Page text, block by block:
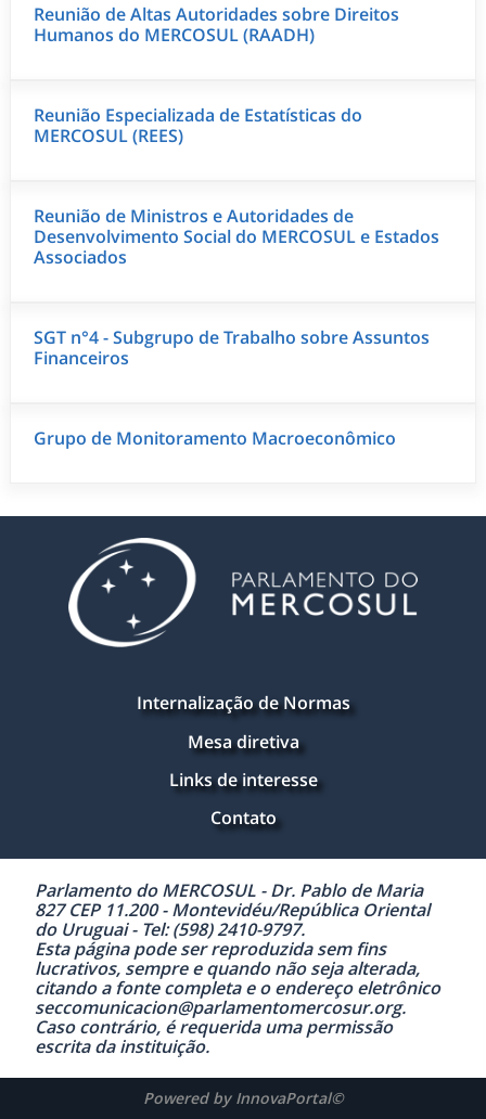
Reunião de Altas Autoridades sobre Direitos
Humanos do MERCOSUL (RAADH)
Reunião Especializada de Estatísticas do
MERCOSUL (REES)
Reunião de Ministros e Autoridades de
Desenvolvimento Social do MERCOSUL e Estados
Associados
SGT n°4 - Subgrupo de Trabalho sobre Assuntos
Financeiros
Grupo de Monitoramento Macroeconômico
Internalização de Normas
Mesa diretiva
Links de interesse
Contato
Parlamento do MERCOSUL - Dr. Pablo de Maria
827 CEP 11.200 - Montevidéu/República Oriental
do Uruguai - Tel: (598) 2410-9797.
Esta página pode ser reproduzida sem fins
lucrativos, sempre e quando não seja alterada,
citando a fonte completa e o endereço eletrônico
seccomunicacion@parlamentomercosur.org.
Caso contrário, é requerida uma permissão
escrita da instituição.
Powered by InnovaPortal©